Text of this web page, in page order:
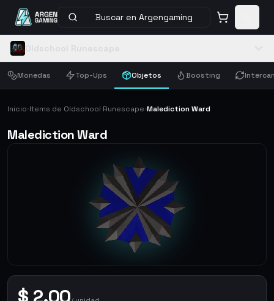
Buscar en Argengaming
Monedas Top-Ups Objetos Boosting
Inicio›Items de Oldschool Runescape›Malediction Ward
Malediction Ward